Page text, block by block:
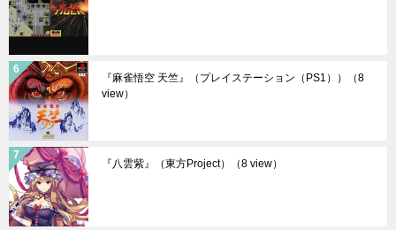
『麻雀悟空 天竺』（プレイステーション（PS1））
（8
view）
『八雲紫』（東方Project） （8 view）